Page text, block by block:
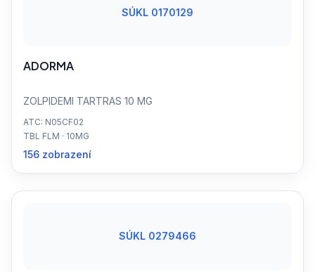
SÚKL 0170129
ADORMA
ZOLPIDEMI TARTRAS 10 MG
ATC: N05CF02
TBL FLM · 10MG
156 zobrazení
SÚKL 0279466